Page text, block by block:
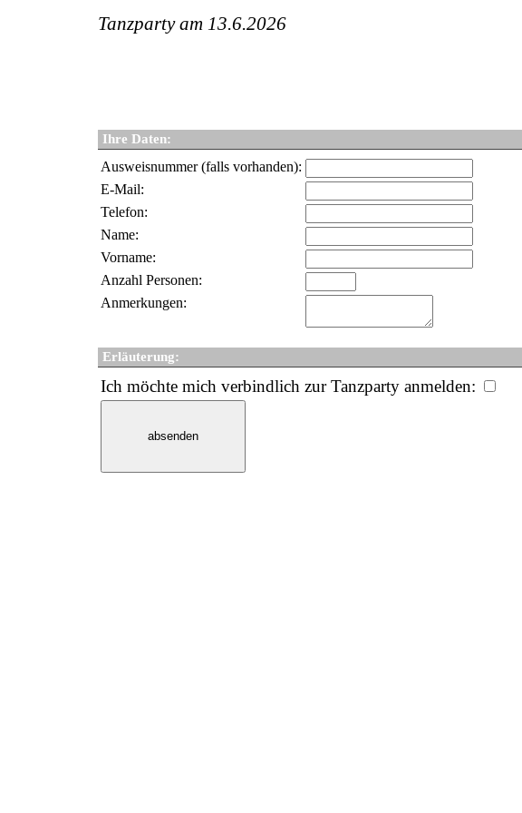
Tanzparty am 13.6.2026
Ihre Daten:
Ausweisnummer (falls vorhanden):
E-Mail:
Telefon:
Name:
Vorname:
Anzahl Personen:
Anmerkungen:
Erläuterung:
Ich möchte mich verbindlich zur Tanzparty anmelden: